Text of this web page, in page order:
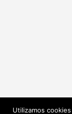
Utilizamos